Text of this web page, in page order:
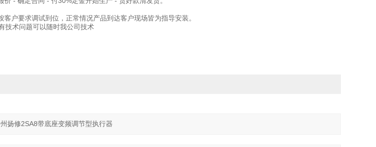
户要求调试到位，正常情况产品到达客户现场皆为指导安装。
技术问题可以随时我公司技术